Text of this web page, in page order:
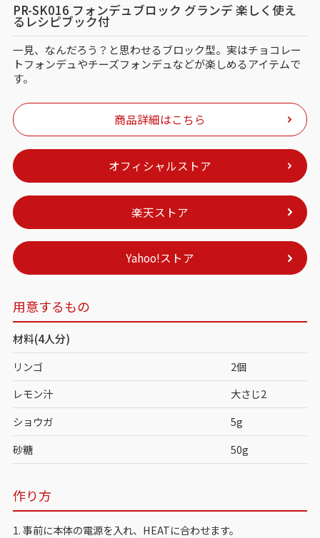
PR-SK016 フォンデュブロック グランデ 楽しく使え
るレシピブック付
一見、なんだろう？と思わせるブロック型。実はチョコレー
トフォンデュやチーズフォンデュなどが楽しめるアイテムで
す。
商品詳細はこちら
オフィシャルストア
楽天ストア
Yahoo!ストア
用意するもの
材料(4人分)
リンゴ
2個
レモン汁
大さじ2
ショウガ
5g
砂糖
50g
作り方
1. 事前に本体の電源を入れ、HEATに合わせます。